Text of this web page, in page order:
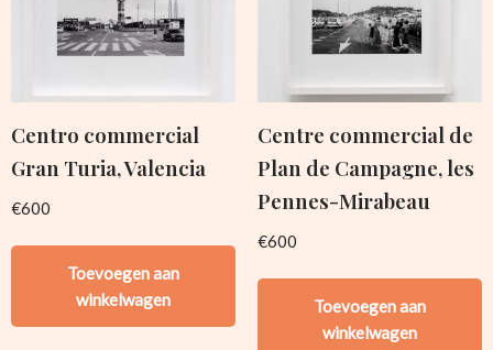
Centro commercial
Gran Turia, Valencia
€600
Toevoegen aan
winkelwagen
Centre commercial de
Plan de Campagne, les
Pennes-Mirabeau
€600
Toevoegen aan
winkelwagen